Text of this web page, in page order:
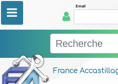
France
Email